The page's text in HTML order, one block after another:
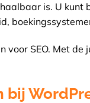
is. U
voor SEO. Met